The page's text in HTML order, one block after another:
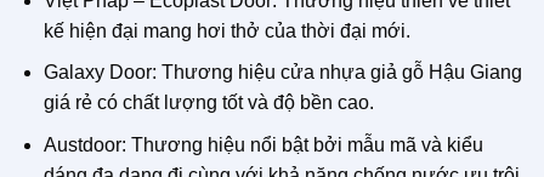
kế hiện đại mang hơi thở của thời đại mới.
Galaxy Door: Thương hiệu cửa nhựa giả gỗ Hậu Giang
giá rẻ có chất lượng tốt và độ bền cao.
Austdoor: Thương hiệu nổi bật bởi mẫu mã và kiểu